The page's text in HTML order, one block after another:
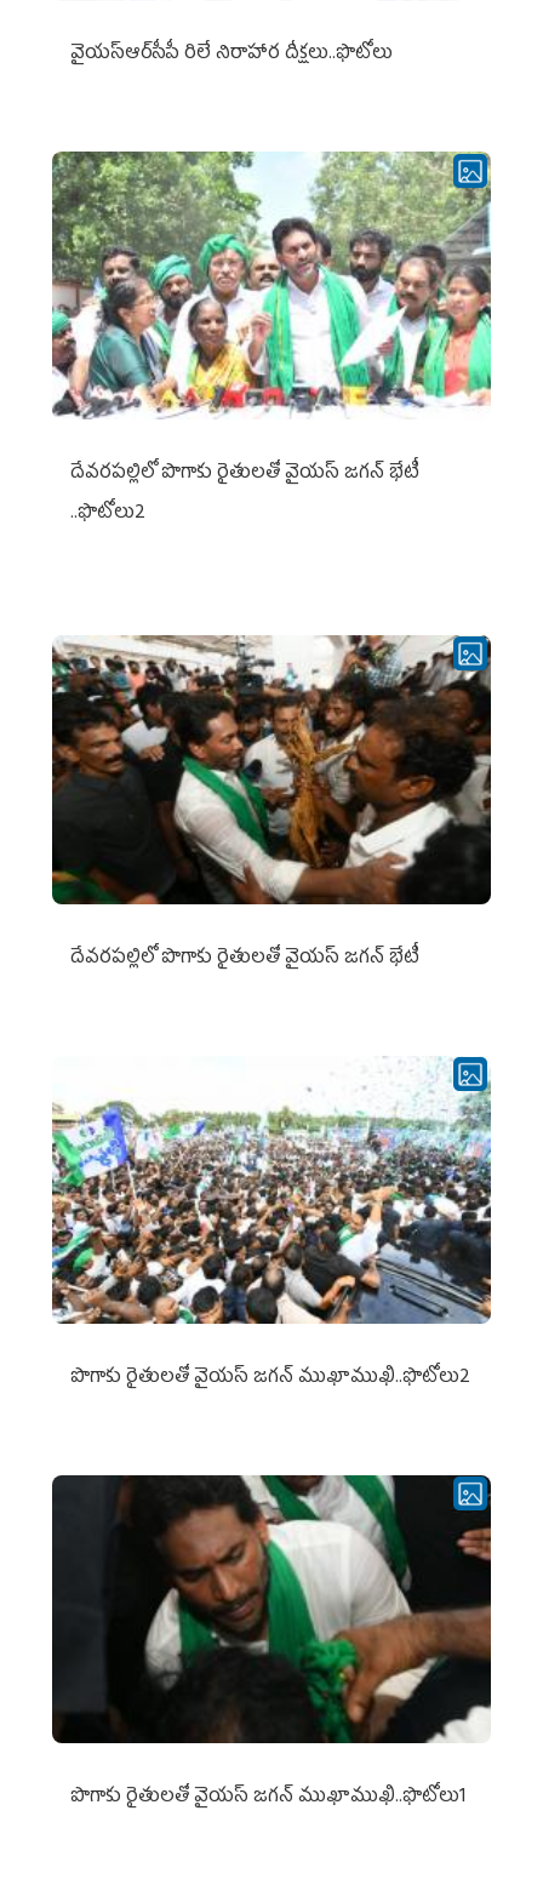
వైయ‌స్ఆర్‌సీపీ రిలే నిరాహార దీక్షలు..ఫొటోలు
దేవరపల్లిలో పొగాకు రైతులతో వైయస్ జగన్ భేటీ
..ఫొటోలు2
దేవరపల్లిలో పొగాకు రైతులతో వైయస్ జగన్ భేటీ
పొగాకు రైతుల‌తో వైయ‌స్ జ‌గ‌న్ ముఖాముఖి..ఫొటోలు2
పొగాకు రైతుల‌తో వైయ‌స్ జ‌గ‌న్ ముఖాముఖి..ఫొటోలు1